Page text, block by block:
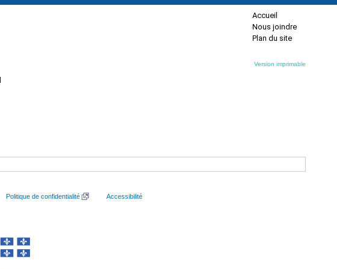
Accueil
Nous joindre
Plan du site
Version imprimable
Politique de confidentialité Accessibilité